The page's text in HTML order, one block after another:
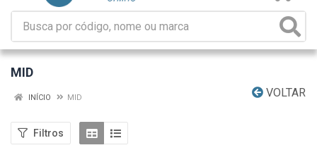
MID
VOLTAR
INÍCIO MID
Filtros